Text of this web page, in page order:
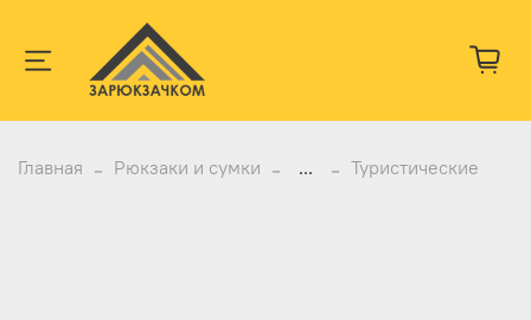
Главная Рюкзаки и сумки ... Туристические